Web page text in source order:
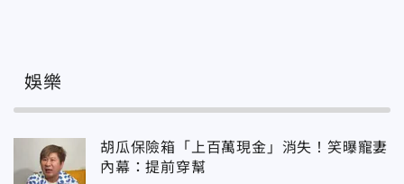
娛樂
胡瓜保險箱「上百萬現金」消失！笑曝寵妻
內幕：提前穿幫